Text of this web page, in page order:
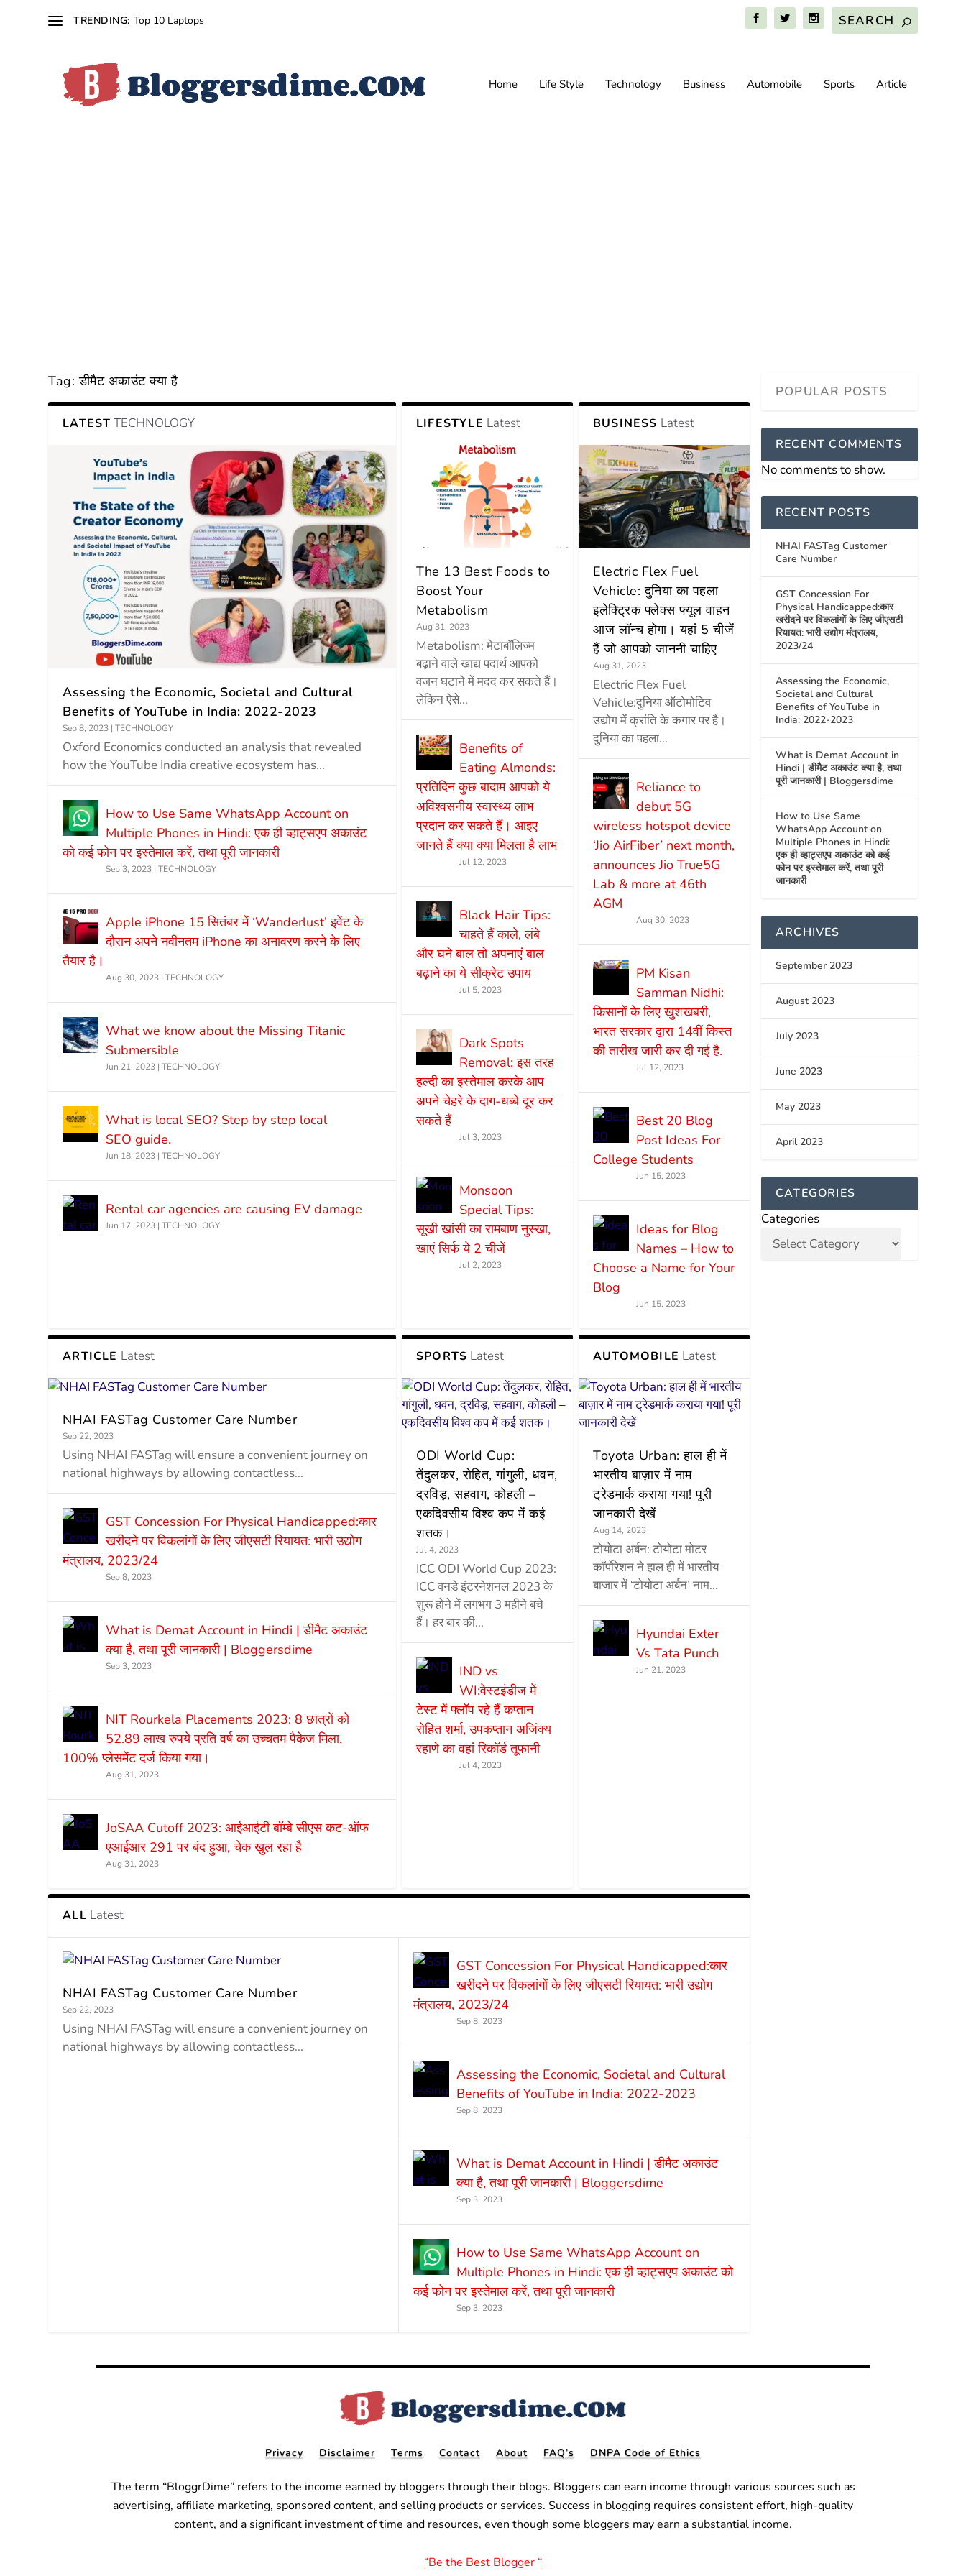
TRENDING: Top 10 Laptops
Home Life Style Technology Business Automobile Sports Article
Tag:डीमैट अकाउंट क्या है
LATEST TECHNOLOGY
Assessing the Economic, Societal and Cultural
Benefits of YouTube in India: 2022-2023
Sep 8, 2023 |TECHNOLOGY
Oxford Economics conducted an analysis that revealed
how the YouTube India creative ecosystem has...
How to Use Same WhatsApp Account on
Multiple Phones in Hindi: एक ही व्हाट्सएप अकाउंट
को कई फोन पर इस्तेमाल करें, तथा पूरी जानकारी
Sep 3, 2023 |TECHNOLOGY
Apple iPhone 15 सितंबर में ‘Wanderlust’ इवेंट के
दौरान अपने नवीनतम iPhone का अनावरण करने के लिए
तैयार है।
Aug 30, 2023 |TECHNOLOGY
What we know about the Missing Titanic
Submersible
Jun 21, 2023 |TECHNOLOGY
What is local SEO? Step by step local
SEO guide.
Jun 18, 2023 |TECHNOLOGY
Rental car agencies are causing EV damage
Jun 17, 2023 |TECHNOLOGY
LIFESTYLE Latest
The 13 Best Foods to
Boost Your
Metabolism
Aug 31, 2023
Metabolism: मेटाबॉलिज्म
बढ़ाने वाले खाद्य पदार्थ आपको
वजन घटाने में मदद कर सकते हैं।
लेकिन ऐसे...
Benefits of
Eating Almonds:
प्रतिदिन कुछ बादाम आपको ये
अविश्वसनीय स्वास्थ्य लाभ
प्रदान कर सकते हैं। आइए
जानते हैं क्या क्या मिलता है लाभ
Jul 12, 2023
Black Hair Tips:
चाहते हैं काले, लंबे
और घने बाल तो अपनाएं बाल
बढ़ाने का ये सीक्रेट उपाय
Jul 5, 2023
Dark Spots
Removal: इस तरह
हल्दी का इस्तेमाल करके आप
अपने चेहरे के दाग-धब्बे दूर कर
सकते हैं
Jul 3, 2023
Monsoon
Special Tips:
सूखी खांसी का रामबाण नुस्खा,
खाएं सिर्फ ये 2 चीजें
Jul 2, 2023
BUSINESS Latest
Electric Flex Fuel
Vehicle: दुनिया का पहला
इलेक्ट्रिक फ्लेक्स फ्यूल वाहन
आज लॉन्च होगा। यहां 5 चीजें
हैं जो आपको जाननी चाहिए
Aug 31, 2023
Electric Flex Fuel
Vehicle:दुनिया ऑटोमोटिव
उद्योग में क्रांति के कगार पर है।
दुनिया का पहला...
Reliance to
debut 5G
wireless hotspot device
‘Jio AirFiber’ next month,
announces Jio True5G
Lab & more at 46th
AGM
Aug 30, 2023
PM Kisan
Samman Nidhi:
किसानों के लिए खुशखबरी,
भारत सरकार द्वारा 14वीं किस्त
की तारीख जारी कर दी गई है.
Jul 12, 2023
Best 20 Blog
Post Ideas For
College Students
Jun 15, 2023
Ideas for Blog
Names – How to
Choose a Name for Your
Blog
Jun 15, 2023
ARTICLE Latest
NHAI FASTag Customer Care Number
Sep 22, 2023
Using NHAI FASTag will ensure a convenient journey on
national highways by allowing contactless...
GST Concession For Physical Handicapped:कार
खरीदने पर विकलांगों के लिए जीएसटी रियायत: भारी उद्योग
मंत्रालय, 2023/24
Sep 8, 2023
What is Demat Account in Hindi | डीमैट अकाउंट
क्या है, तथा पूरी जानकारी | Bloggersdime
Sep 3, 2023
NIT Rourkela Placements 2023: 8 छात्रों को
52.89 लाख रुपये प्रति वर्ष का उच्चतम पैकेज मिला,
100% प्लेसमेंट दर्ज किया गया।
Aug 31, 2023
JoSAA Cutoff 2023: आईआईटी बॉम्बे सीएस कट-ऑफ
एआईआर 291 पर बंद हुआ, चेक खुल रहा है
Aug 31, 2023
SPORTS Latest
ODI World Cup:
तेंदुलकर, रोहित, गांगुली, धवन,
द्रविड़, सहवाग, कोहली –
एकदिवसीय विश्व कप में कई
शतक।
Jul 4, 2023
ICC ODI World Cup 2023:
ICC वनडे इंटरनेशनल 2023 के
शुरू होने में लगभग 3 महीने बचे
हैं। हर बार की...
IND vs
WI:वेस्टइंडीज में
टेस्ट में फ्लॉप रहे हैं कप्तान
रोहित शर्मा, उपकप्तान अजिंक्य
रहाणे का वहां रिकॉर्ड तूफानी
Jul 4, 2023
AUTOMOBILE Latest
Toyota Urban: हाल ही में
भारतीय बाज़ार में नाम
ट्रेडमार्क कराया गया! पूरी
जानकारी देखें
Aug 14, 2023
टोयोटा अर्बन: टोयोटा मोटर
कॉर्पोरेशन ने हाल ही में भारतीय
बाजार में ‘टोयोटा अर्बन’ नाम...
Hyundai Exter
Vs Tata Punch
Jun 21, 2023
ALL Latest
NHAI FASTag Customer Care Number
Sep 22, 2023
Using NHAI FASTag will ensure a convenient journey on
national highways by allowing contactless...
GST Concession For Physical Handicapped:कार
खरीदने पर विकलांगों के लिए जीएसटी रियायत: भारी उद्योग
मंत्रालय, 2023/24
Sep 8, 2023
Assessing the Economic, Societal and Cultural
Benefits of YouTube in India: 2022-2023
Sep 8, 2023
What is Demat Account in Hindi | डीमैट अकाउंट
क्या है, तथा पूरी जानकारी | Bloggersdime
Sep 3, 2023
How to Use Same WhatsApp Account on
Multiple Phones in Hindi: एक ही व्हाट्सएप अकाउंट को
कई फोन पर इस्तेमाल करें, तथा पूरी जानकारी
Sep 3, 2023
RECENT COMMENTS
No comments to show.
RECENT POSTS
NHAI FASTag Customer
Care Number
GST Concession For
Physical Handicapped:कार
खरीदने पर विकलांगों के लिए जीएसटी
रियायत: भारी उद्योग मंत्रालय,
2023/24
Assessing the Economic,
Societal and Cultural
Benefits of YouTube in
India: 2022-2023
What is Demat Account in
Hindi | डीमैट अकाउंट क्या है, तथा
पूरी जानकारी | Bloggersdime
How to Use Same
WhatsApp Account on
Multiple Phones in Hindi:
एक ही व्हाट्सएप अकाउंट को कई
फोन पर इस्तेमाल करें, तथा पूरी
जानकारी
ARCHIVES
September 2023
August 2023
July 2023
June 2023
May 2023
April 2023
CATEGORIES
Categories
Privacy Disclaimer Terms Contact About FAQ’s DNPA Code of Ethics
The term “BloggrDime” refers to the income earned by bloggers through their blogs. Bloggers can earn income through various sources such as
advertising, affiliate marketing, sponsored content, and selling products or services. Success in blogging requires consistent effort, high-quality
content, and a significant investment of time and resources, even though some bloggers may earn a substantial income.
“Be the Best Blogger “